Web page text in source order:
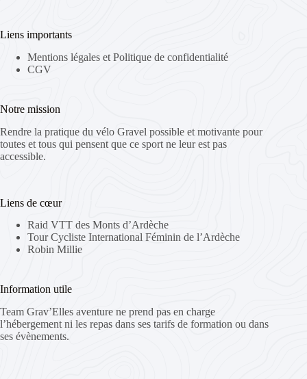
Liens importants
Mentions légales et Politique de confidentialité
CGV
Notre mission
Rendre la pratique du vélo Gravel possible et motivante pour
toutes et tous qui pensent que ce sport ne leur est pas
accessible.
Liens de cœur
Raid VTT des Monts d’Ardèche
Tour Cycliste International Féminin de l’Ardèche
Robin Millie
Information utile
Team Grav’Elles aventure ne prend pas en charge
l’hébergement ni les repas dans ses tarifs de formation ou dans
ses évènements.